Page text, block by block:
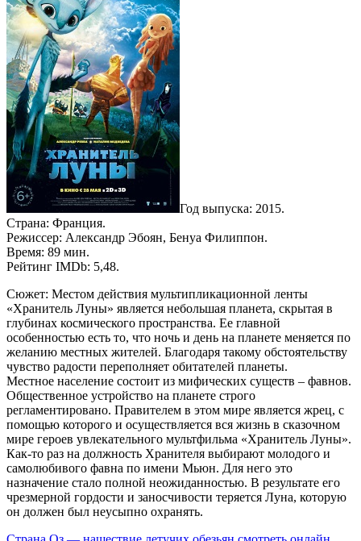
Год выпуска: 2015.
Страна: Франция.
Режиссер: Александр Эбоян, Бенуа Филиппон.
Время: 89 мин.
Рейтинг IMDb: 5,48.
Сюжет: Местом действия мультипликационной ленты
«Хранитель Луны» является небольшая планета, скрытая в
глубинах космического пространства. Ее главной
особенностью есть то, что ночь и день на планете меняется по
желанию местных жителей. Благодаря такому обстоятельству
чувство радости переполняет обитателей планеты.
Местное население состоит из мифических существ – фавнов.
Общественное устройство на планете строго
регламентировано. Правителем в этом мире является жрец, с
помощью которого и осуществляется вся жизнь в сказочном
мире героев увлекательного мультфильма «Хранитель Луны».
Как-то раз на должность Хранителя выбирают молодого и
самолюбивого фавна по имени Мьюн. Для него это
назначение стало полной неожиданностью. В результате его
чрезмерной гордости и заносчивости теряется Луна, которую
он должен был неусыпно охранять.